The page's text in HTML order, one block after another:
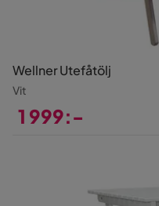
Wellner Utefåtölj
Vit
1 999:-